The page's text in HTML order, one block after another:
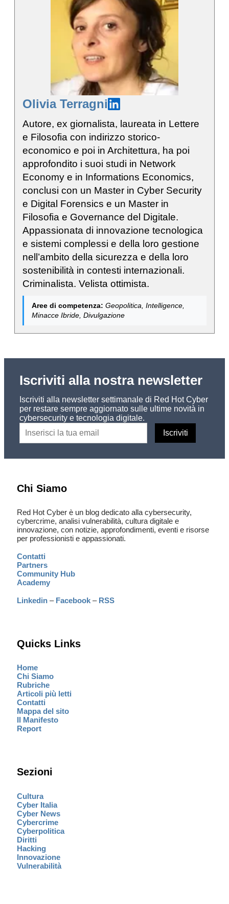
Olivia Terragni
Autore, ex giornalista, laureata in Lettere
e Filosofia con indirizzo storico-
economico e poi in Architettura, ha poi
approfondito i suoi studi in Network
Economy e in Informations Economics,
conclusi con un Master in Cyber Security
e Digital Forensics e un Master in
Filosofia e Governance del Digitale.
Appassionata di innovazione tecnologica
e sistemi complessi e della loro gestione
nell’ambito della sicurezza e della loro
sostenibilità in contesti internazionali.
Criminalista. Velista ottimista.
Aree di competenza: Geopolitica, Intelligence,
Minacce Ibride, Divulgazione
Iscriviti alla nostra newsletter
Iscriviti alla newsletter settimanale di Red Hot Cyber
per restare sempre aggiornato sulle ultime novità in
cybersecurity e tecnologia digitale.
Chi Siamo
Red Hot Cyber è un blog dedicato alla cybersecurity,
cybercrime, analisi vulnerabilità, cultura digitale e
innovazione, con notizie, approfondimenti, eventi e risorse
per professionisti e appassionati.
Contatti
Partners
Community Hub
Academy
Linkedin – Facebook – RSS
Quicks Links
Home
Chi Siamo
Rubriche
Articoli più letti
Contatti
Mappa del sito
Il Manifesto
Report
Sezioni
Cultura
Cyber Italia
Cyber News
Cybercrime
Cyberpolitica
Diritti
Hacking
Innovazione
Vulnerabilità